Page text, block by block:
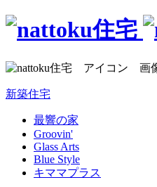
新築住宅
最響の家
Groovin'
Glass Arts
Blue Style
キママプラス